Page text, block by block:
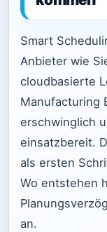
Smart
Anbieter wie
cloudbasierte
Manufacturing
erschwinglich
einsatzbereit.
als ersten
Wo entstehen
an.